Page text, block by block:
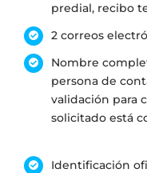
predial, recibo
2 correos
Nombre
persona de
validación para
solicitado está
Identificación